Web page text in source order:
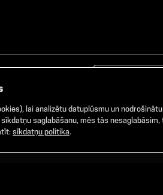
lai analizētu datuplūsmu un
saglabāšanu, mēs tās
sīkdatņu politika.